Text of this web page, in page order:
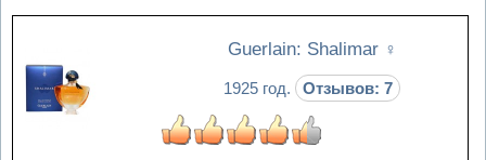
Guerlain: Shalimar ♀
1925 год. Отзывов: 7